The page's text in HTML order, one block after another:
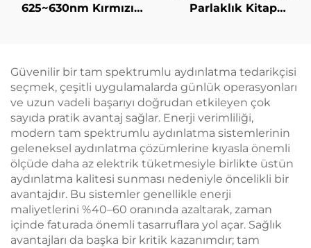
625~630nm Kırmızı
Hafızası 800mAh Pil
60 Saat Çalışma Süresi
1 Saatte Hızlı Şarj
Parlaklık Kitap
Renk LED Kitap
Okuma Işığı
Güvenilir bir tam spektrumlu aydınlatma tedarikçisi
seçmek, çeşitli uygulamalarda günlük operasyonları
ve uzun vadeli başarıyı doğrudan etkileyen çok
sayıda pratik avantaj sağlar. Enerji verimliliği,
modern tam spektrumlu aydınlatma sistemlerinin
geleneksel aydınlatma çözümlerine kıyasla önemli
ölçüde daha az elektrik tüketmesiyle birlikte üstün
aydınlatma kalitesi sunması nedeniyle öncelikli bir
avantajdır. Bu sistemler genellikle enerji
maliyetlerini %40–60 oranında azaltarak, zaman
içinde faturada önemli tasarruflara yol açar. Sağlık
avantajları da başka bir kritik kazanımdır; tam